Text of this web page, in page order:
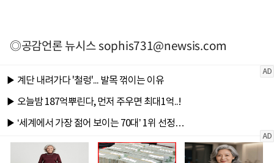
◎공감언론 뉴시스sophis731@newsis.com